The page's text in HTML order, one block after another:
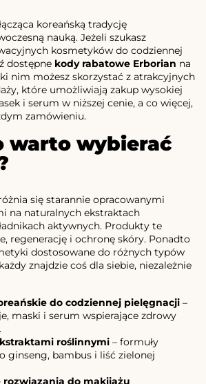
koreańską tradycję
nauką. Jeżeli szukasz
kosmetyków do codziennej
dostępne kody rabatowe Erborian na
nim możesz skorzystać z atrakcyjnych
które umożliwiają zakup wysokiej
i serum w niższej cenie, a co więcej,
zamówieniu.
warto wybierać
się starannie opracowanymi
na naturalnych ekstraktach
aktywnych. Produkty te
regenerację i ochronę skóry. Ponadto
dostosowane do różnych typów
znajdzie coś dla siebie, niezależnie
do codziennej pielęgnacji –
maski i serum wspierające zdrowy
roślinnymi – formuły
ginseng, bambus i liść zielonej
do makijażu